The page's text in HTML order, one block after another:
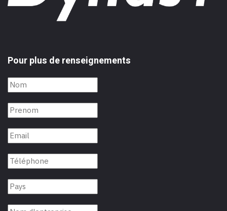
Pour plus de renseignements